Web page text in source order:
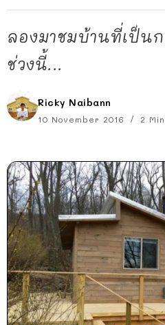
ลองมาชมบ้านที่เป็น
ช่วงนี้...
Ricky Naibann
10 November 2016 2